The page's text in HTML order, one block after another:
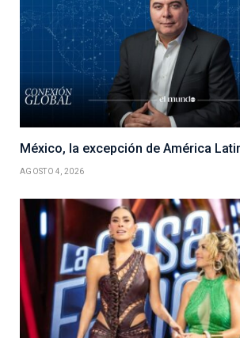
México, la excepción de América
AGOSTO 4, 2026